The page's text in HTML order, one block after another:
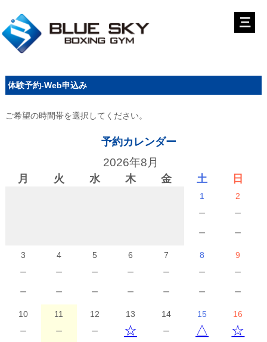
体験予約-Web申込み
ご希望の時間帯を選択してください。
予約カレンダー
2026年8月
月 火 水 木 金 土 日
1
－
－
2
－
－
3
－
－
4
－
－
5
－
－
6
－
－
7
－
－
8
－
－
9
－
－
10
－
11
－
12
－
13
☆
14
－
15
△
16
☆